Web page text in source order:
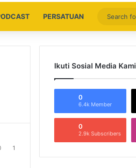
PERSATUAN
1
Ikuti Sosial Media Kami
0
6.4k Member
0
2.9k Subscribers